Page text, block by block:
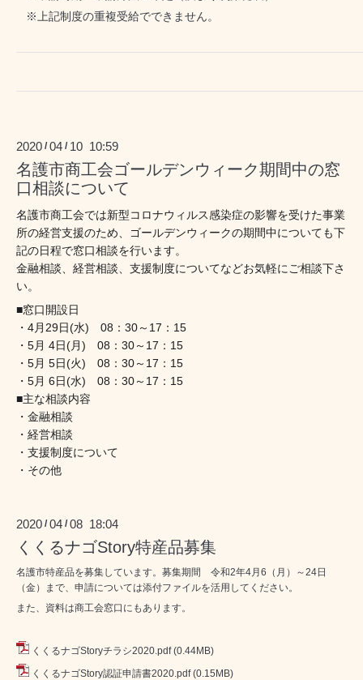
※上記制度の重複受給でできません。
2020 /04 / 10 10:59
名護市商工会ゴールデンウィーク期間中の窓
口相談について
名護市商工会では新型コロナウィルス感染症の影響を受けた事業
所の経営支援のため、ゴールデンウィークの期間中についても下
記の日程で窓口相談を行います。
金融相談、経営相談、支援制度についてなどお気軽にご相談下さ
い。
■窓口開設日
・4月29日(水) 08：30～17：15
・5月 4日(月) 08：30～17：15
・5月 5日(火) 08：30～17：15
・5月 6日(水) 08：30～17：15
■主な相談内容
・金融相談
・経営相談
・支援制度について
・その他
2020 /04 /08 18:04
くくるナゴStory特産品募集
名護市特産品を募集しています。募集期間 令和2年4月6（月）～24日
（金）まで、申請については添付ファイルを活用してください。
また、資料は商工会窓口にもあります。
くくるナゴStoryチラシ2020.pdf (0.44MB)
くくるナゴStory認証申請書2020.pdf (0.15MB)